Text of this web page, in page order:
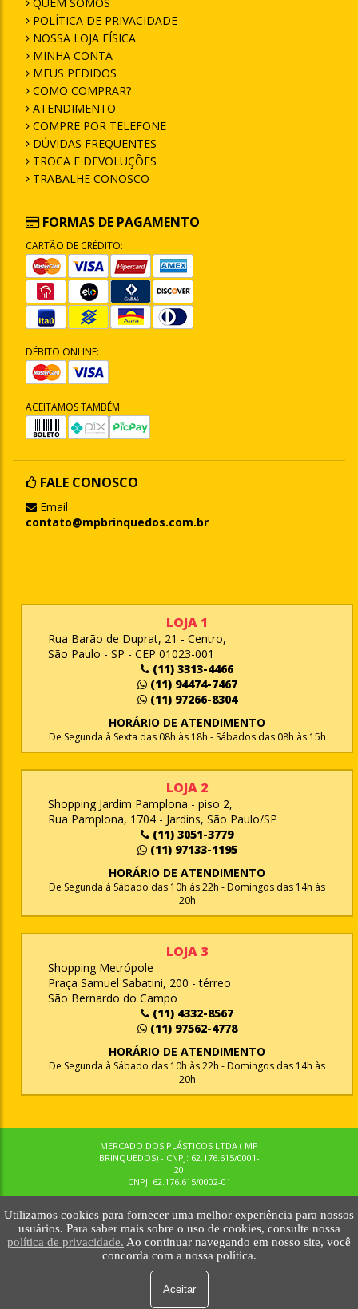
Utilizamos cookies para fornecer uma melhor experiência para nossos
usuários. Para saber mais sobre o uso de cookies, consulte nossa
política de privacidade. Ao continuar navegando em nosso site, você
concorda com a nossa política.
Aceitar
POLÍTICA DE PRIVACIDADE
NOSSA LOJA FÍSICA
MINHA CONTA
MEUS PEDIDOS
COMO COMPRAR?
ATENDIMENTO
COMPRE POR TELEFONE
DÚVIDAS FREQUENTES
TROCA E DEVOLUÇÕES
TRABALHE CONOSCO
FORMAS DE PAGAMENTO
CARTÃO DE CRÉDITO:
DÉBITO ONLINE:
ACEITAMOS TAMBÉM:
FALE CONOSCO
Email
contato@mpbrinquedos.com.br
LOJA 1
Rua Barão de Duprat, 21 - Centro,
São Paulo - SP - CEP 01023-001
(11) 3313-4466
(11) 94474-7467
(11) 97266-8304
HORÁRIO DE ATENDIMENTO
De Segunda à Sexta das 08h às 18h - Sábados das 08h às 15h
LOJA 2
Shopping Jardim Pamplona - piso 2,
Rua Pamplona, 1704 - Jardins, São Paulo/SP
(11) 3051-3779
(11) 97133-1195
HORÁRIO DE ATENDIMENTO
De Segunda à Sábado das 10h às 22h - Domingos das 14h às
20h
LOJA 3
Shopping Metrópole
Praça Samuel Sabatini, 200 - térreo
São Bernardo do Campo
(11) 4332-8567
(11) 97562-4778
HORÁRIO DE ATENDIMENTO
De Segunda à Sábado das 10h às 22h - Domingos das 14h às
20h
MERCADO DOS PLÁSTICOS LTDA ( MP
BRINQUEDOS) - CNPJ: 62.176.615/0001-
20
CNPJ: 62.176.615/0002-01
© MPBRINQUEDOS. TODOS OS DIREITOS RESERVADOS. MKTNOW